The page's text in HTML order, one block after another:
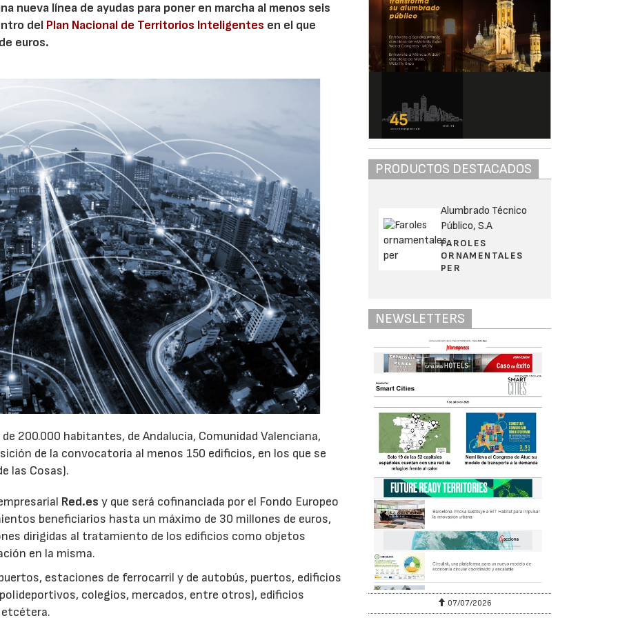
nueva línea de ayudas para poner en marcha al menos seis
del Plan Nacional de Territorios Inteligentes en el que
euros.
200.000 habitantes, de Andalucía, Comunidad Valenciana,
de la convocatoria al menos 150 edificios, en los que se
las Cosas).
Red.es y que será cofinanciada por el Fondo Europeo
beneficiarios hasta un máximo de 30 millones de euros,
dirigidas al tratamiento de los edificios como objetos
en la misma.
estaciones de ferrocarril y de autobús, puertos, edificios
colegios, mercados, entre otros), edificios
PRODUCTOS DESTACADOS
Alumbrado Técnico
Público, S.A
FAROLES
ORNAMENTALES
PER
NEWSLETTERS
07/07/2026 07/07/2026